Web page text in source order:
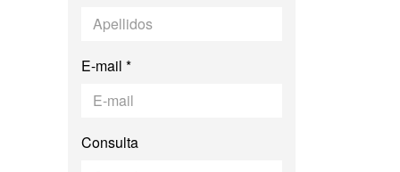
E-mail *
Consulta